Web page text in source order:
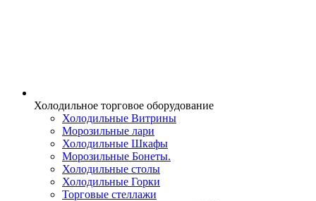
Холодильное торговое оборудование
Холодильные Витрины
Морозильные лари
Холодильные Шкафы
Морозильные Бонеты.
Холодильные столы
Холодильные Горки
Торговые стеллажи